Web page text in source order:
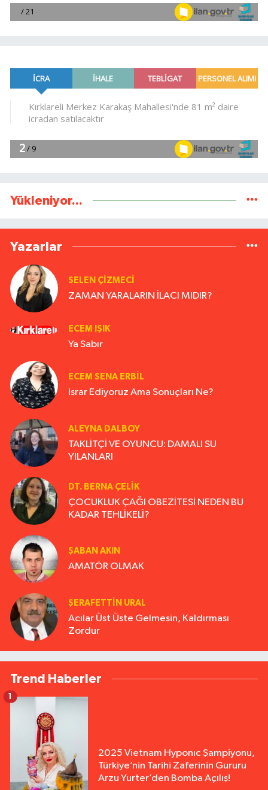
Yükleniyor...
Yazarlar
SELEN ÇİZMECİ
ZAMAN YARALARIN İLACI MIDIR?
ECEM IŞIK
Ya Sabır
ECEM SENA ERBIL
Israr Ediyoruz Ama Sonuçları Ne?
ALEYNA DALBOY
TAKLİTÇİ VE OYUNCU: DAMALI SU
YILANLARI
DT. BERNA ÇELIK
ÇOCUKLUK ÇAĞI OBEZİTESİ NEDEN BU
KADAR TEHLİKELİ?
ŞABAN AKIN
AMATÖR OLMAK
ŞERAFETTIN URAL
Acılar Üst Üste Gelmesin, Kaldırması
Zordur
Trend Haberler
2025 Vietnam Hyponıc Şampiyonu,
Türkiye’nin Tarihi Zaferinin Gururu
Arzu Yurter’den Bomba Açılış!
1